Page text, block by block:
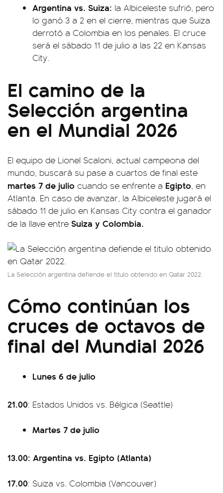
Argentina vs. Suiza: la Albiceleste sufrió, pero
lo ganó 3 a 2 en el cierre, mientras que Suiza
derrotó a Colombia en los penales. El cruce
será el sábado 11 de julio a las 22 en Kansas
City.
El camino de la
Selección argentina
en el Mundial 2026
El equipo de Lionel Scaloni, actual campeona del
mundo, buscará su pase a cuartos de final este
martes 7 de julio cuando se enfrente a Egipto, en
Atlanta. En caso de avanzar, la Albiceleste jugará el
sábado 11 de julio en Kansas City contra el ganador
de la llave entre Suiza y Colombia.
La Selección argentina defiende el titulo obtenido en Qatar 2022.
Cómo continúan los
cruces de octavos de
final del Mundial 2026
Lunes 6 de julio
21.00: Estados Unidos vs. Bélgica (Seattle)
Martes 7 de julio
13.00: Argentina vs. Egipto (Atlanta)
17.00: Suiza vs. Colombia (Vancouver)